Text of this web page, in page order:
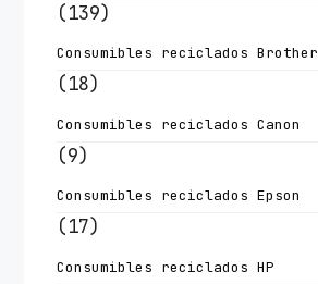
(139)
Consumibles reciclados Brother
(18)
Consumibles reciclados Canon
(9)
Consumibles reciclados Epson
(17)
Consumibles reciclados HP